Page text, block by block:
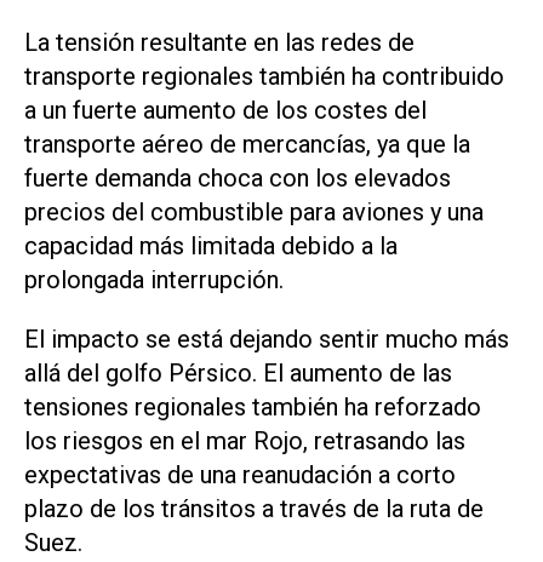
La tensión resultante en las redes de
transporte regionales también ha contribuido
⁠a un fuerte aumento de los costes del
transporte aéreo de mercancías, ya que la
fuerte demanda choca con los elevados
precios del combustible para aviones y una
capacidad más limitada debido a la
prolongada interrupción.
El impacto se está dejando sentir mucho más
allá del golfo Pérsico. El aumento de las
tensiones regionales también ha reforzado
los riesgos en el mar Rojo, retrasando las
expectativas de una reanudación a corto
plazo de los tránsitos a través de la ruta de
Suez.